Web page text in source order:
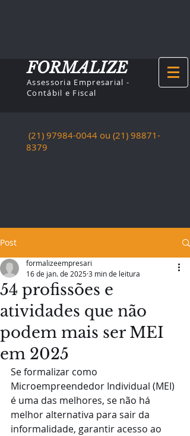
Assessoria Empresarial -
Contábil e Fiscal
FORMALIZE
(21) 97984-0044 ou (21) 98871-
8379
Post
54 profissões e
atividades que não
podem mais ser MEI
em 2025
formalizeempresari
16 de jan. de 20253 min de leitura
Se formalizar como
Microempreendedor Individual (MEI)
é uma das melhores, se não há
melhor alternativa para sair da
informalidade, garantir acesso ao